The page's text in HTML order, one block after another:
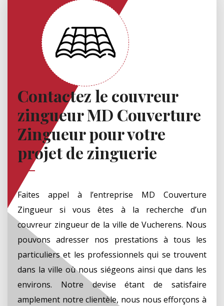
Contactez le couvreur
zingueur MD Couverture
Zingueur pour votre
projet de zinguerie
Faites appel à l’entreprise MD Couverture
Zingueur si vous êtes à la recherche d’un
couvreur zingueur de la ville de Vucherens. Nous
pouvons adresser nos prestations à tous les
particuliers et les professionnels qui se trouvent
dans la ville où nous siégeons ainsi que dans les
environs. Notre devise étant de satisfaire
amplement notre clientèle, nous nous efforçons à